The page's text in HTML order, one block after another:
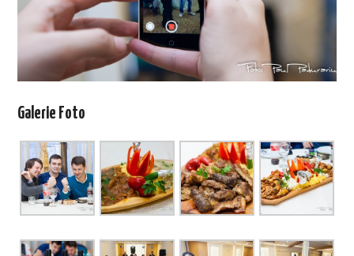
Galerie Foto